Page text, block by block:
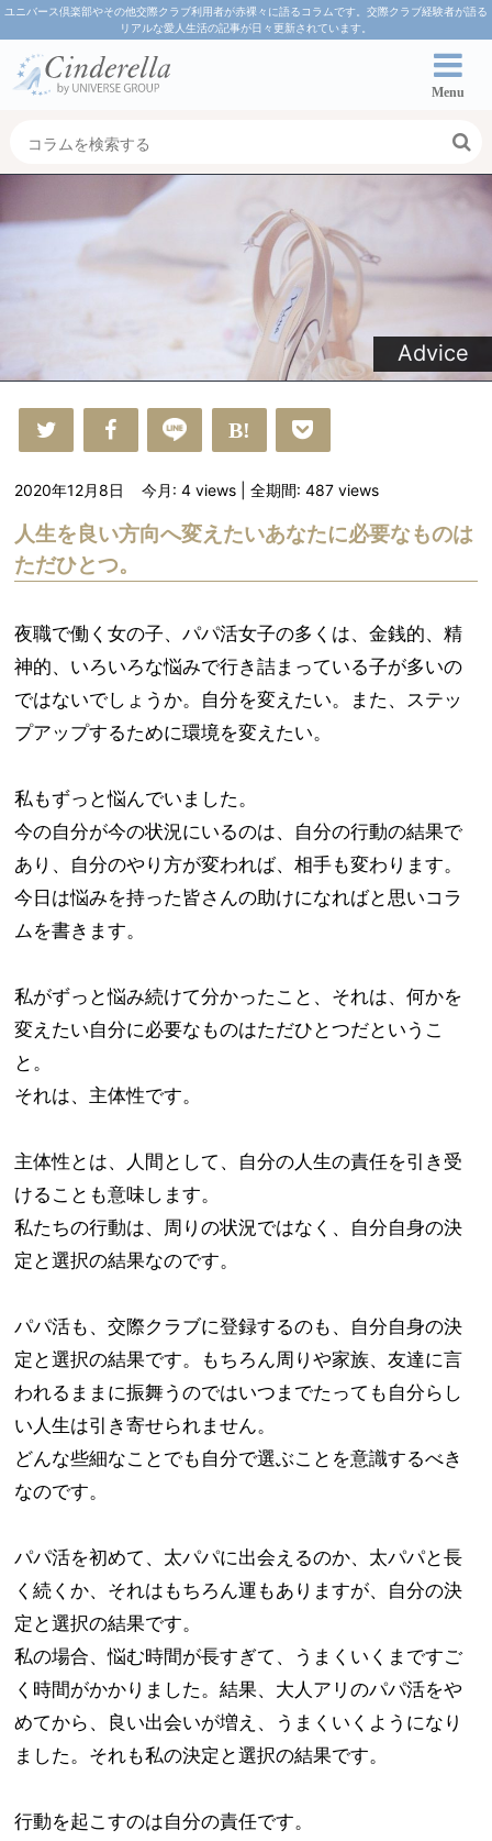
ユニバース倶楽部やその他交際クラブ利用者が赤裸々に語るコラムです。交際クラブ経験者が語る
リアルな愛人生活の記事が日々更新されています。
Menu
Advice
2020年12月8日 今月: 4views | 全期間: 487views
人生を良い方向へ変えたいあなたに必要なものは
ただひとつ。
夜職で働く女の子、パパ活女子の多くは、金銭的、精
神的、いろいろな悩みで行き詰まっている子が多いの
ではないでしょうか。自分を変えたい。また、ステッ
プアップするために環境を変えたい。
私もずっと悩んでいました。​
今の自分が今の状況にいるのは、自分の行動の結果で
あり、自分のやり方が変われば、相手も変わります。
今日は悩みを持った皆さんの助けになればと思いコラ
ムを書きます。
私がずっと悩み続けて分かったこと、それは、何かを
変えたい自分に必要なものはただひとつだというこ
と。​
それは、主体性です。
主体性とは、人間として、自分の人生の責任を引き受
けることも意味します。​
私たちの行動は、周りの状況ではなく、自分自身の決
定と選択の結果なのです。
パパ活も、交際クラブに登録するのも、自分自身の決
定と選択の結果です。もちろん周りや家族、友達に言
われるままに振舞うのではいつまでたっても自分らし
い人生は引き寄せられません。​
どんな些細なことでも自分で選ぶことを意識するべき
なのです。
パパ活を初めて、太パパに出会えるのか、太パパと長
く続くか、それはもちろん運もありますが、自分の決
定と選択の結果です。
私の場合、悩む時間が長すぎて、うまくいくまですご
く時間がかかりました。結果、大人アリのパパ活をや
めてから、良い出会いが増え、うまくいくようになり
ました。それも私の決定と選択の結果です。
行動を起こすのは自分の責任です。